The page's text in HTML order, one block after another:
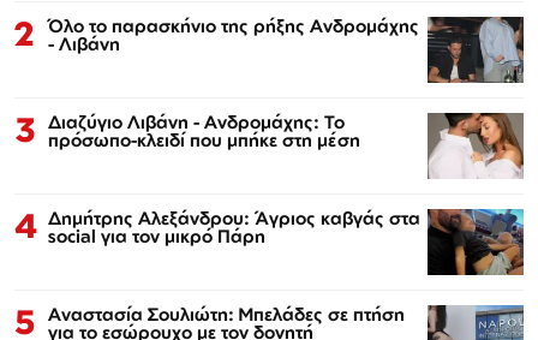
2 Όλο το παρασκήνιο της ρήξης Ανδρομάχης
- Λιβάνη
3 Διαζύγιο Λιβάνη - Ανδρομάχης: Το
πρόσωπο-κλειδί που μπήκε στη μέση
4 Δημήτρης Αλεξάνδρου: Άγριος καβγάς στα
social για τον μικρό Πάρη
5 Αναστασία Σουλιώτη: Μπελάδες σε πτήση
για το εσώρουχο με τον δονητή